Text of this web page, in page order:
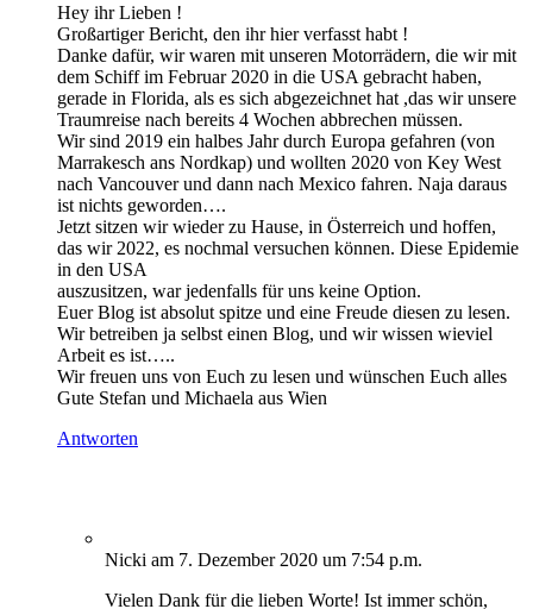
Hey ihr Lieben !
Großartiger Bericht, den ihr hier verfasst habt !
Danke dafür, wir waren mit unseren Motorrädern, die wir mit
dem Schiff im Februar 2020 in die USA gebracht haben,
gerade in Florida, als es sich abgezeichnet hat ,das wir unsere
Traumreise nach bereits 4 Wochen abbrechen müssen.
Wir sind 2019 ein halbes Jahr durch Europa gefahren (von
Marrakesch ans Nordkap) und wollten 2020 von Key West
nach Vancouver und dann nach Mexico fahren. Naja daraus
ist nichts geworden….
Jetzt sitzen wir wieder zu Hause, in Österreich und hoffen,
das wir 2022, es nochmal versuchen können. Diese Epidemie
in den USA
auszusitzen, war jedenfalls für uns keine Option.
Euer Blog ist absolut spitze und eine Freude diesen zu lesen.
Wir betreiben ja selbst einen Blog, und wir wissen wieviel
Arbeit es ist…..
Wir freuen uns von Euch zu lesen und wünschen Euch alles
Gute Stefan und Michaela aus Wien
Antworten
Nicki am 7. Dezember 2020 um 7:54 p.m.
Vielen Dank für die lieben Worte! Ist immer schön,